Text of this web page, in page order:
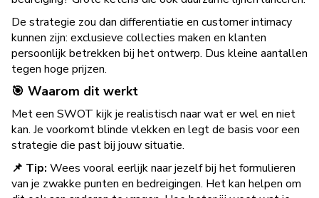
De strategie zou dan differentiatie en customer intimacy
kunnen zijn: exclusieve collecties maken en klanten
persoonlijk betrekken bij het ontwerp. Dus kleine aantallen
tegen hoge prijzen.
🎯 Waarom dit werkt
Met een SWOT kijk je realistisch naar wat er wel en niet
kan. Je voorkomt blinde vlekken en legt de basis voor een
strategie die past bij jouw situatie.
📌 Tip: Wees vooral eerlijk naar jezelf bij het formulieren
van je zwakke punten en bedreigingen. Het kan helpen om